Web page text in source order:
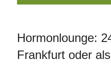
Hormonlounge:
Frankfurt oder